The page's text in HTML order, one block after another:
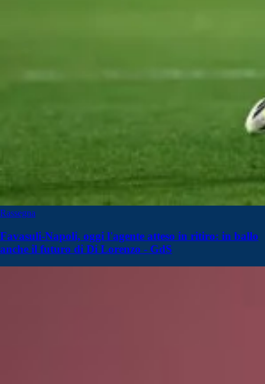
Rassegna
Favasuli-Napoli, oggi l'agente atteso in ritiro: in ballo
anche il futuro di Di Lorenzo - GdS